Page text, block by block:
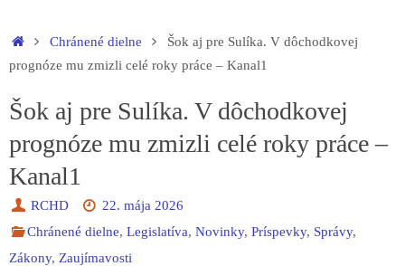
HomeChránené dielne
Šok aj pre Sulíka. V dôchodkovej
prognóze mu zmizli celé roky práce – Kanal1
Šok aj pre Sulíka. V dôchodkovej
prognóze mu zmizli celé roky práce –
Kanal1
RCHD
22. mája 2026
Chránené dielne,Legislatíva,Novinky,Príspevky, Správy,
Zákony, Zaujímavosti